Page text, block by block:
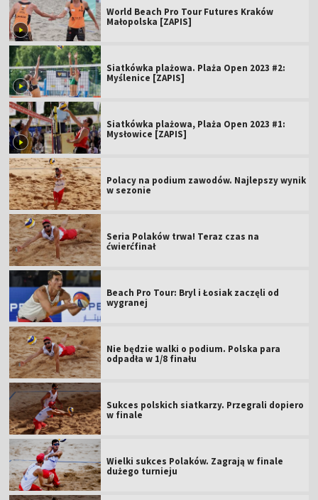
World Beach Pro Tour Futures Kraków
Małopolska [ZAPIS]
Siatkówka plażowa. Plaża Open 2023 #2:
Myślenice [ZAPIS]
Siatkówka plażowa, Plaża Open 2023 #1:
Mysłowice [ZAPIS]
Polacy na podium zawodów. Najlepszy wynik
w sezonie
Seria Polaków trwa! Teraz czas na
ćwierćfinał
Beach Pro Tour: Bryl i Łosiak zaczęli od
wygranej
Nie będzie walki o podium. Polska para
odpadła w 1/8 finału
Sukces polskich siatkarzy. Przegrali dopiero
w finale
Wielki sukces Polaków. Zagrają w finale
dużego turnieju